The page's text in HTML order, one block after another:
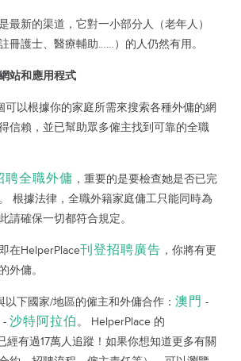
最新的渠道，它對一小部分人（老年人）
冊護士、醫療輔助……）的人仍然有用。
站和應用程式
可以根據你的家庭所需來搜索各種外傭的網
信賴，並已幫助眾多僱主找到可靠的全職
聘全職外傭 ，重要的是要檢查她是否已完
根據法律，全職外籍家庭傭工只能同時為
請確保一切都符合規定。
在HelperPlace刊登招聘廣告 ，你將有更
外傭。
以下國家/地區的僱主和外傭合作： 澳門 -
- 沙特阿拉伯。 HelperPlace 的
經有過17萬人追蹤！如果你想知道更多有關